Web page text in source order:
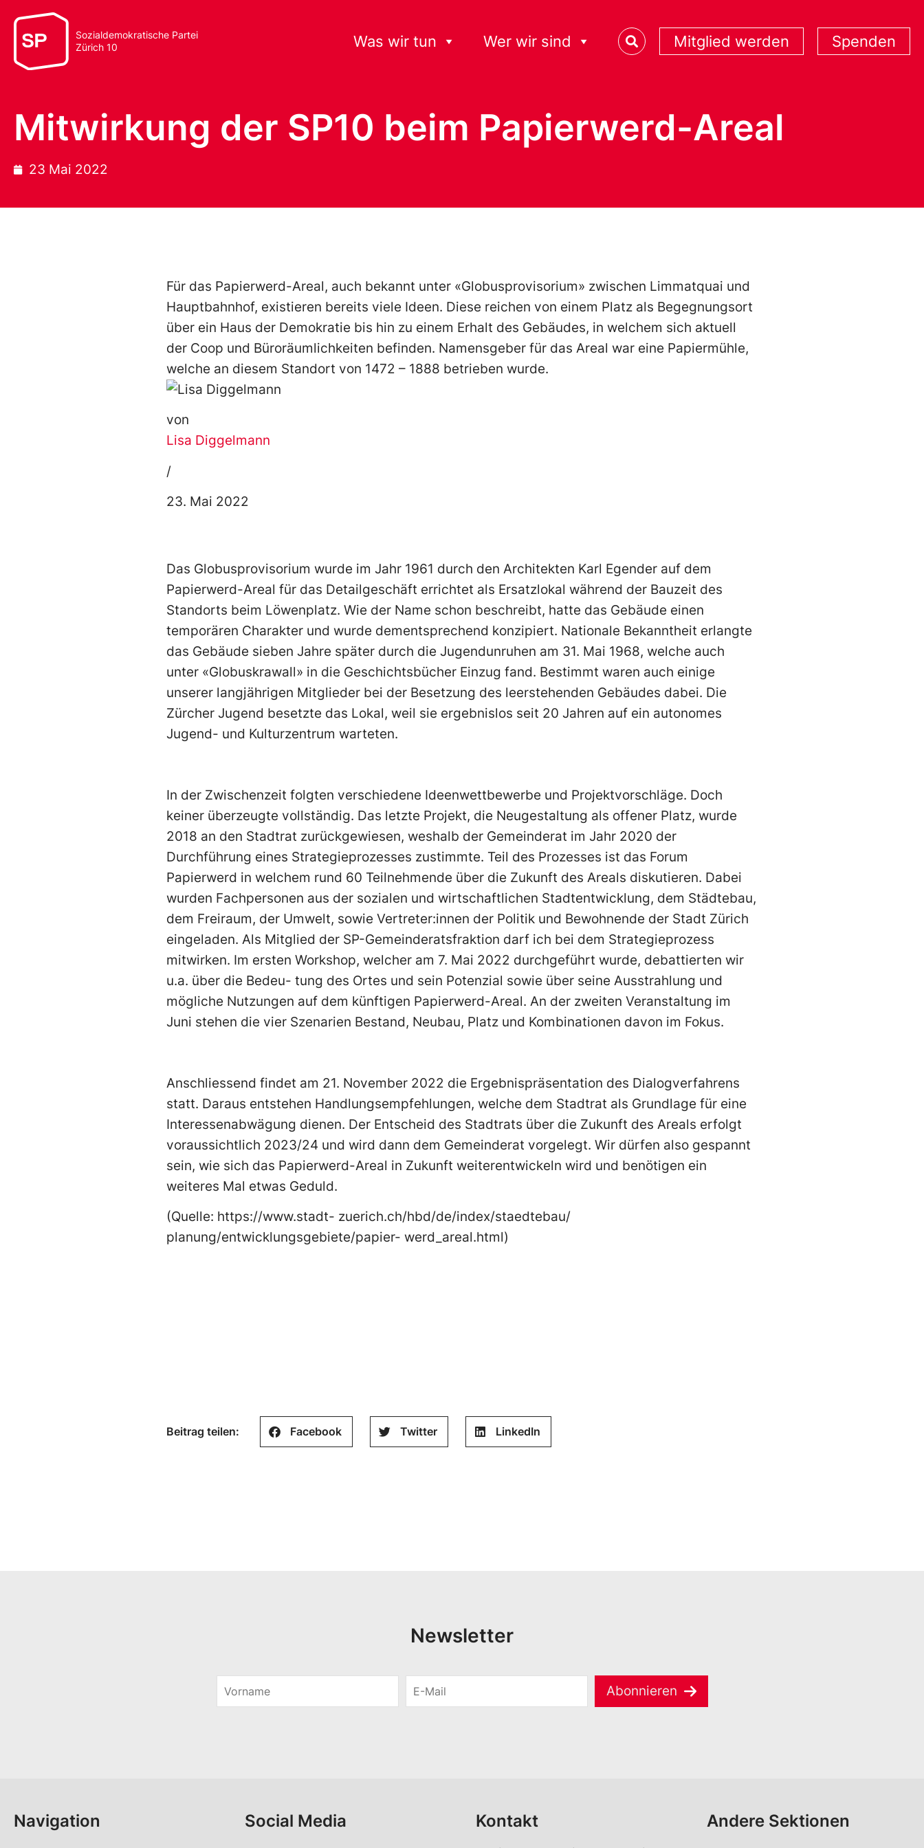
Sozialdemokratische Partei
Zürich 10
Was wir tun Wer wir sind Mitglied werden Spenden
Mitwirkung der SP10 beim Papierwerd-Areal
23 Mai 2022
Für das Papierwerd-Areal, auch bekannt unter «Globusprovisorium» zwischen Limmatquai und
Hauptbahnhof, existieren bereits viele Ideen. Diese reichen von einem Platz als Begegnungsort
über ein Haus der Demokratie bis hin zu einem Erhalt des Gebäudes, in welchem sich aktuell
der Coop und Büroräumlichkeiten befinden. Namensgeber für das Areal war eine Papiermühle,
welche an diesem Standort von 1472 – 1888 betrieben wurde.
von
Lisa Diggelmann
/
23. Mai 2022
Das Globusprovisorium wurde im Jahr 1961 durch den Architekten Karl Egender auf dem
Papierwerd-Areal für das Detailgeschäft errichtet als Ersatzlokal während der Bauzeit des
Standorts beim Löwenplatz. Wie der Name schon beschreibt, hatte das Gebäude einen
temporären Charakter und wurde dementsprechend konzipiert. Nationale Bekanntheit erlangte
das Gebäude sieben Jahre später durch die Jugendunruhen am 31. Mai 1968, welche auch
unter «Globuskrawall» in die Geschichtsbücher Einzug fand. Bestimmt waren auch einige
unserer langjährigen Mitglieder bei der Besetzung des leerstehenden Gebäudes dabei. Die
Zürcher Jugend besetzte das Lokal, weil sie ergebnislos seit 20 Jahren auf ein autonomes
Jugend- und Kulturzentrum warteten.
In der Zwischenzeit folgten verschiedene Ideenwettbewerbe und Projektvorschläge. Doch
keiner überzeugte vollständig. Das letzte Projekt, die Neugestaltung als offener Platz, wurde
2018 an den Stadtrat zurückgewiesen, weshalb der Gemeinderat im Jahr 2020 der
Durchführung eines Strategieprozesses zustimmte. Teil des Prozesses ist das Forum
Papierwerd in welchem rund 60 Teilnehmende über die Zukunft des Areals diskutieren. Dabei
wurden Fachpersonen aus der sozialen und wirtschaftlichen Stadtentwicklung, dem Städtebau,
dem Freiraum, der Umwelt, sowie Vertreter:innen der Politik und Bewohnende der Stadt Zürich
eingeladen. Als Mitglied der SP-Gemeinderatsfraktion darf ich bei dem Strategieprozess
mitwirken. Im ersten Workshop, welcher am 7. Mai 2022 durchgeführt wurde, debattierten wir
u.a. über die Bedeu- tung des Ortes und sein Potenzial sowie über seine Ausstrahlung und
mögliche Nutzungen auf dem künftigen Papierwerd-Areal. An der zweiten Veranstaltung im
Juni stehen die vier Szenarien Bestand, Neubau, Platz und Kombinationen davon im Fokus.
Anschliessend findet am 21. November 2022 die Ergebnispräsentation des Dialogverfahrens
statt. Daraus entstehen Handlungsempfehlungen, welche dem Stadtrat als Grundlage für eine
Interessenabwägung dienen. Der Entscheid des Stadtrats über die Zukunft des Areals erfolgt
voraussichtlich 2023/24 und wird dann dem Gemeinderat vorgelegt. Wir dürfen also gespannt
sein, wie sich das Papierwerd-Areal in Zukunft weiterentwickeln wird und benötigen ein
weiteres Mal etwas Geduld.
(Quelle: https://www.stadt- zuerich.ch/hbd/de/index/staedtebau/
planung/entwicklungsgebiete/papier- werd_areal.html)
Beitrag teilen: Facebook Twitter LinkedIn
Newsletter
r
M
Abonnieren
Navigation Social Media Kontakt Andere Sektionen